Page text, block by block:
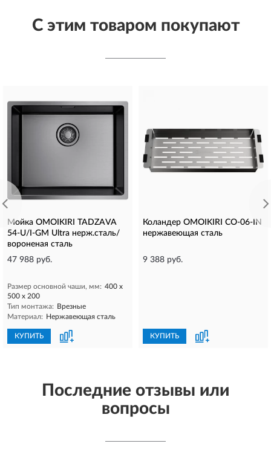
С этим товаром покупают
Мойка OMOIKIRI TADZAVA
54-U/I-GM Ultra нерж.сталь/
вороненая сталь
47 988 руб.
Размер основной чаши, мм: 400 х
500 х 200
Тип монтажа: Врезные
Материал: Нержавеющая сталь
КУПИТЬ
Коландер OMOIKIRI CO-06-IN
нержавеющая сталь
9 388 руб.
КУПИТЬ
Последние отзывы или
вопросы